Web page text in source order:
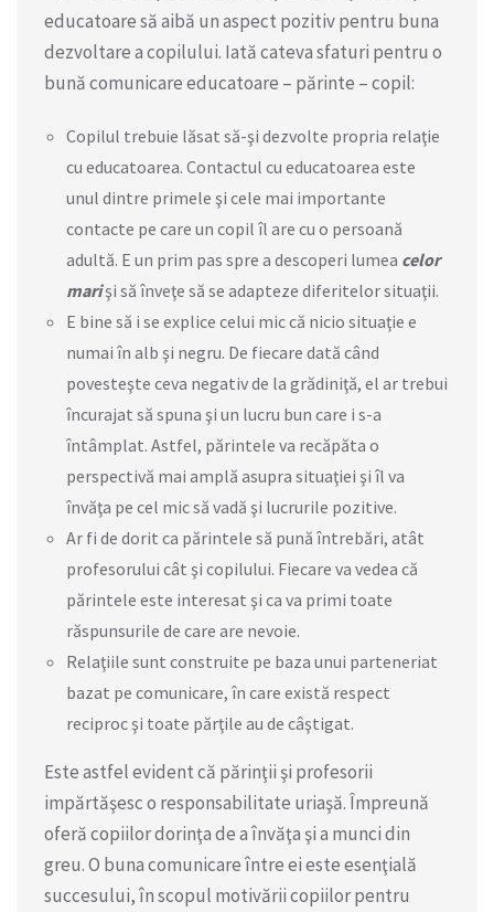
educatoare să aibă un aspect pozitiv pentru buna
dezvoltare a copilului. Iată cateva sfaturi pentru o
bună comunicare educatoare – părinte – copil:
Copilul trebuie lăsat să-şi dezvolte propria relaţie
cu educatoarea. Contactul cu educatoarea este
unul dintre primele şi cele mai importante
contacte pe care un copil îl are cu o persoană
adultă. E un prim pas spre a descoperi lumea celor
marişi să înveţe să se adapteze diferitelor situaţii.
E bine să i se explice celui mic că nicio situaţie e
numai în alb şi negru. De fiecare dată când
povesteşte ceva negativ de la grădiniţă, el ar trebui
încurajat să spuna şi un lucru bun care i s-a
întâmplat. Astfel, părintele va recăpăta o
perspectivă mai amplă asupra situaţiei şi îl va
învăţa pe cel mic să vadă şi lucrurile pozitive.
Ar fi de dorit ca părintele să pună întrebări, atât
profesorului cât şi copilului. Fiecare va vedea că
părintele este interesat şi ca va primi toate
răspunsurile de care are nevoie.
Relaţiile sunt construite pe baza unui parteneriat
bazat pe comunicare, în care există respect
reciproc şi toate părţile au de câştigat.
Este astfel evident că părinţii şi profesorii
impărtăşesc o responsabilitate uriaşă. Împreună
oferă copiilor dorinţa de a învăţa şi a munci din
greu. O buna comunicare între ei este esenţială
succesului, în scopul motivării copiilor pentru